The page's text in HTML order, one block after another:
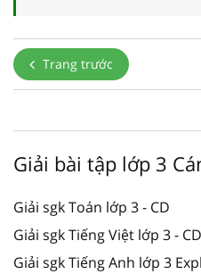
Trang trước
Giải bài tập lớp 3
Giải sgk Toán lớp 3 - CD
Giải sgk Tiếng Việt lớp 3 - CD
Giải sgk Tiếng Anh lớp 3